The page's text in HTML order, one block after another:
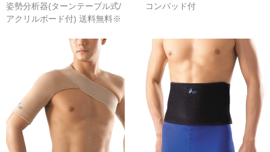
ホームケア
姿勢保持クッション
インソール
アンダーウェア
マスク
リハビリ・エクササイズ
姿勢分析器(ターンテーブル式/
アクリルボード付) 送料無料※
コンパッド付